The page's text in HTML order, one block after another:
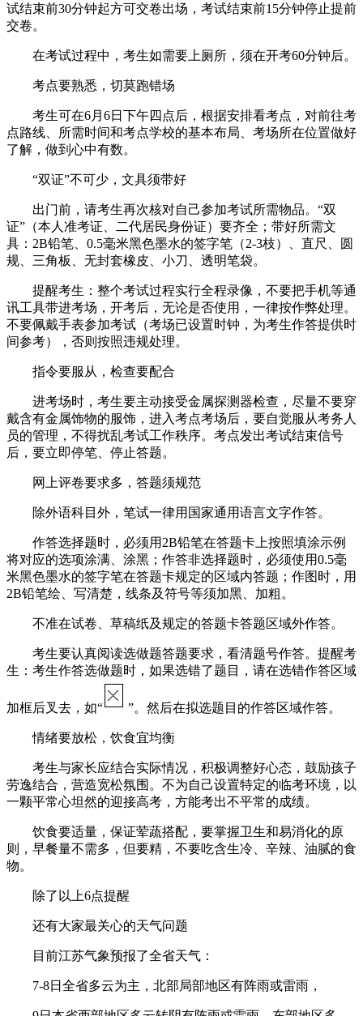
试结束前30分钟起方可交卷出场，考试结束前15分钟停止提前
交卷。
在考试过程中，考生如需要上厕所，须在开考60分钟后。
考点要熟悉，切莫跑错场
考生可在6月6日下午四点后，根据安排看考点，对前往考
点路线、所需时间和考点学校的基本布局、考场所在位置做好
了解，做到心中有数。
“双证”不可少，文具须带好
出门前，请考生再次核对自己参加考试所需物品。“双
证”（本人准考证、二代居民身份证）要齐全；带好所需文
具：2B铅笔、0.5毫米黑色墨水的签字笔（2-3枝）、直尺、圆
规、三角板、无封套橡皮、小刀、透明笔袋。
提醒考生：整个考试过程实行全程录像，不要把手机等通
讯工具带进考场，开考后，无论是否使用，一律按作弊处理。
不要佩戴手表参加考试（考场已设置时钟，为考生作答提供时
间参考），否则按照违规处理。
指令要服从，检查要配合
进考场时，考生要主动接受金属探测器检查，尽量不要穿
戴含有金属饰物的服饰，进入考点考场后，要自觉服从考务人
员的管理，不得扰乱考试工作秩序。考点发出考试结束信号
后，要立即停笔、停止答题。
网上评卷要求多，答题须规范
除外语科目外，笔试一律用国家通用语言文字作答。
作答选择题时，必须用2B铅笔在答题卡上按照填涂示例
将对应的选项涂满、涂黑；作答非选择题时，必须使用0.5毫
米黑色墨水的签字笔在答题卡规定的区域内答题；作图时，用
2B铅笔绘、写清楚，线条及符号等须加黑、加粗。
不准在试卷、草稿纸及规定的答题卡答题区域外作答。
考生要认真阅读选做题答题要求，看清题号作答。提醒考
生：考生作答选做题时，如果选错了题目，请在选错作答区域
加框后叉去，如“ ”。然后在拟选题目的作答区域作答。
情绪要放松，饮食宜均衡
考生与家长应结合实际情况，积极调整好心态，鼓励孩子
劳逸结合，营造宽松氛围。不为自己设置特定的临考环境，以
一颗平常心坦然的迎接高考，方能考出不平常的成绩。
饮食要适量，保证荤蔬搭配，要掌握卫生和易消化的原
则，早餐量不需多，但要精，不要吃含生冷、辛辣、油腻的食
物。
除了以上6点提醒
还有大家最关心的天气问题
目前江苏气象预报了全省天气：
7-8日全省多云为主，北部局部地区有阵雨或雷雨，